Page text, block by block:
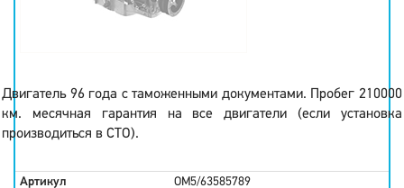
Двигатель 96 года с таможенными документами. Пробег 210000
км. месячная гарантия на все двигатели (если установка
производиться в СТО).
Артикул OM5/63585789